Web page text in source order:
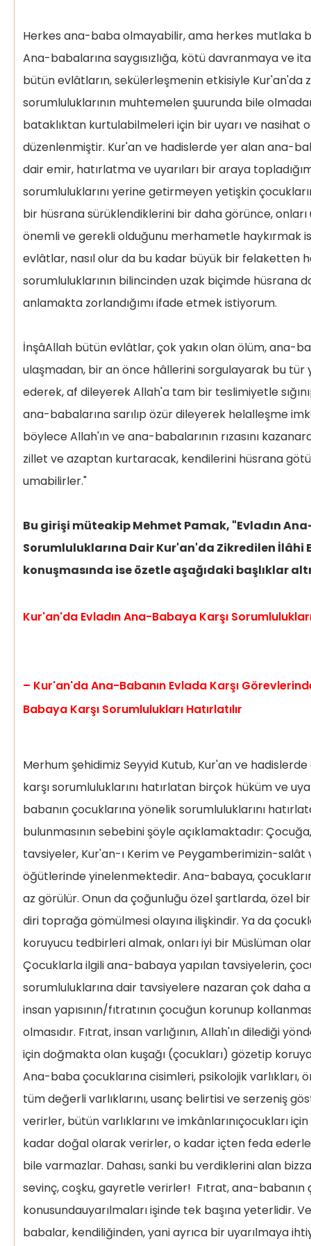
Herkes ana-baba olmayabilir, ama herkes mutlaka
Ana-babalarına saygısızlığa, kötü davranmaya ve
bütün evlâtların, sekülerleşmenin etkisiyle Kur'an'da
sorumluluklarının muhtemelen şuurunda bile
bataklıktan kurtulabilmeleri için bir uyarı ve nasihat
düzenlenmiştir. Kur'an ve hadislerde yer alan ana-
dair emir, hatırlatma ve uyarıları bir araya
sorumluluklarını yerine getirmeyen yetişkin
bir hüsrana sürüklendiklerini bir daha görünce,
önemli ve gerekli olduğunu merhametle haykırmak
evlâtlar, nasıl olur da bu kadar büyük bir felaketten
sorumluluklarının bilincinden uzak biçimde hüsrana
anlamakta zorlandığımı ifade etmek istiyorum.
İnşâAllah bütün evlâtlar, çok yakın olan ölüm, ana-
ulaşmadan, bir an önce hâllerini sorgulayarak bu tür
ederek, af dileyerek Allah'a tam bir teslimiyetle
ana-babalarına sarılıp özür dileyerek helalleşme
böylece Allah'ın ve ana-babalarının rızasını
zillet ve azaptan kurtaracak, kendilerini hüsrana
umabilirler."
Bu girişi müteakip Mehmet Pamak, "Evladın
Sorumluluklarına Dair Kur'an'da Zikredilen İlâhi
konuşmasında ise özetle aşağıdaki başlıklar
Kur'an'da Evladın Ana-Babaya Karşı
– Kur'an'da Ana-Babanın Evlada Karşı
Babaya Karşı Sorumlulukları Hatırlatılır
Merhum şehidimiz Seyyid Kutub, Kur'an ve
karşı sorumluluklarını hatırlatan birçok hüküm ve
babanın çocuklarına yönelik sorumluluklarını
bulunmasının sebebini şöyle açıklamaktadır:
tavsiyeler, Kur'an-ı Kerim ve Peygamberimizin-
öğütlerinde yinelenmektedir. Ana-babaya,
az görülür. Onun da çoğunluğu özel şartlarda, özel
diri toprağa gömülmesi olayına ilişkindir. Ya da
koruyucu tedbirleri almak, onları iyi bir Müslüman
Çocuklarla ilgili ana-babaya yapılan tavsiyelerin,
sorumluluklarına dair tavsiyelere nazaran çok daha
insan yapısının/fıtratının çocuğun korunup
olmasıdır. Fıtrat, insan varlığının, Allah'ın dilediği
için doğmakta olan kuşağı (çocukları) gözetip
Ana-baba çocuklarına cisimleri, psikolojik varlıkları,
tüm değerli varlıklarını, usanç belirtisi ve serzeniş
verirler, bütün varlıklarını ve imkânlarınıçocukları
kadar doğal olarak verirler, o kadar içten feda
bile varmazlar. Dahası, sanki bu verdiklerini alan
sevinç, coşku, gayretle verirler! Fıtrat, ana-babanın
konusundauyarılmaları işinde tek başına yeterlidir.
babalar, kendiliğinden, yani ayrıca bir uyarılmaya